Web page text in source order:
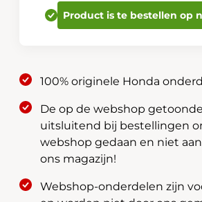
Grey
Metallic
W-
NH701MHE
aantal
Product is te bestellen op
100% originele Honda
De op de webshop
uitsluitend bij bestellingen
webshop gedaan en niet
ons magazijn!
Webshop-onderdelen zijn